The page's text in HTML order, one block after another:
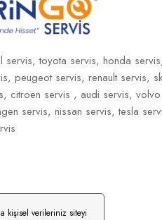
kişisel verileriniz siteyi
servis,toyota servis, honda servis,
peugeot servis, renault servis,
citroen servis , audi servis,
servis, nissan servis,tesla